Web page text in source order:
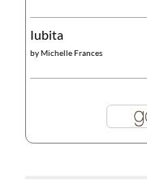
Iubita
byMichelle Frances